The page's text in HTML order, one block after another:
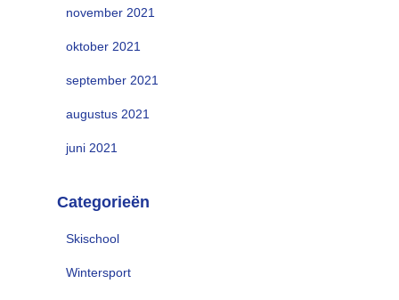
november 2021
oktober 2021
september 2021
augustus 2021
juni 2021
Categorieën
Skischool
Wintersport